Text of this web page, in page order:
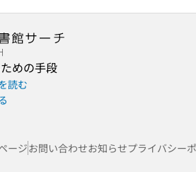
めの手段
読む
ージお問い合わせお知らせプライバシー